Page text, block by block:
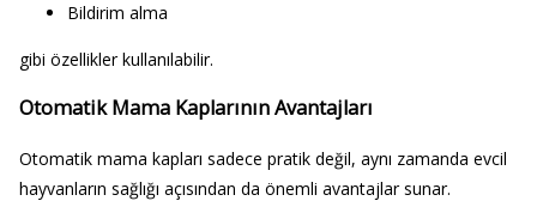
Bildirim alma
gibi özellikler kullanılabilir.
Otomatik Mama Kaplarının Avantajları
Otomatik mama kapları sadece pratik değil, aynı zamanda evcil
hayvanların sağlığı açısından da önemli avantajlar sunar.